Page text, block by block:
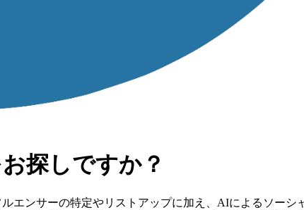
探しですか？
エンサーの特定やリストアップに加え、AIによるソーシ